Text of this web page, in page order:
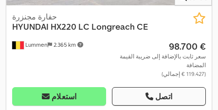
Lummen 2.365 km
حفارة مجنزرة
HYUNDAI HX220 LC Longreach CE
‏98.700 €
سعر ثابت بالإضافة إلى ضريبة القيمة
المضافة
(‏119.427 € إجمالي)
استعلام اتصل